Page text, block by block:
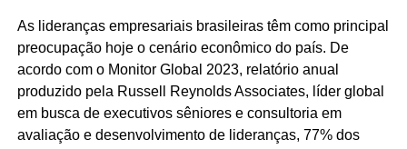
As lideranças empresariais brasileiras têm como principal
preocupação hoje o cenário econômico do país. De
acordo com o Monitor Global 2023, relatório anual
produzido pela Russell Reynolds Associates, líder global
em busca de executivos sêniores e consultoria em
avaliação e desenvolvimento de lideranças, 77% dos